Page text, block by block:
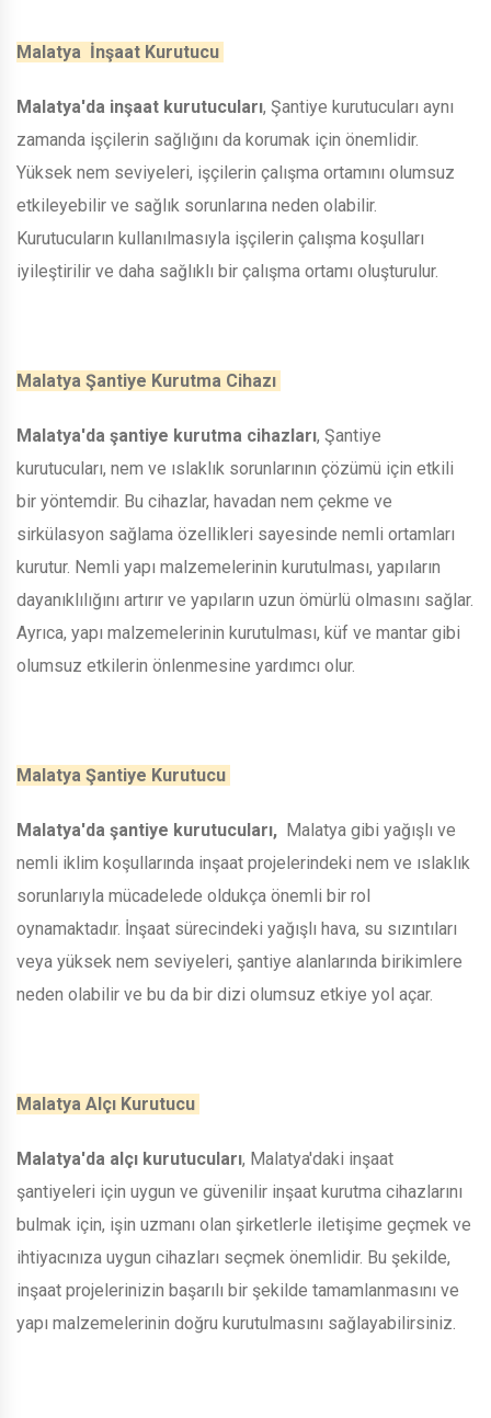
Malatya İnşaat Kurutucu
Malatya'da inşaat kurutucuları, Şantiye kurutucuları aynı
zamanda işçilerin sağlığını da korumak için önemlidir.
Yüksek nem seviyeleri, işçilerin çalışma ortamını olumsuz
etkileyebilir ve sağlık sorunlarına neden olabilir.
Kurutucuların kullanılmasıyla işçilerin çalışma koşulları
iyileştirilir ve daha sağlıklı bir çalışma ortamı oluşturulur.
Malatya Şantiye Kurutma Cihazı
Malatya'da şantiye kurutma cihazları, Şantiye
kurutucuları, nem ve ıslaklık sorunlarının çözümü için etkili
bir yöntemdir. Bu cihazlar, havadan nem çekme ve
sirkülasyon sağlama özellikleri sayesinde nemli ortamları
kurutur. Nemli yapı malzemelerinin kurutulması, yapıların
dayanıklılığını artırır ve yapıların uzun ömürlü olmasını sağlar.
Ayrıca, yapı malzemelerinin kurutulması, küf ve mantar gibi
olumsuz etkilerin önlenmesine yardımcı olur.
Malatya Şantiye Kurutucu
Malatya'da şantiye kurutucuları, Malatya gibi yağışlı ve
nemli iklim koşullarında inşaat projelerindeki nem ve ıslaklık
sorunlarıyla mücadelede oldukça önemli bir rol
oynamaktadır. İnşaat sürecindeki yağışlı hava, su sızıntıları
veya yüksek nem seviyeleri, şantiye alanlarında birikimlere
neden olabilir ve bu da bir dizi olumsuz etkiye yol açar.
Malatya Alçı Kurutucu
Malatya'da alçı kurutucuları, Malatya'daki inşaat
şantiyeleri için uygun ve güvenilir inşaat kurutma cihazlarını
bulmak için, işin uzmanı olan şirketlerle iletişime geçmek ve
ihtiyacınıza uygun cihazları seçmek önemlidir. Bu şekilde,
inşaat projelerinizin başarılı bir şekilde tamamlanmasını ve
yapı malzemelerinin doğru kurutulmasını sağlayabilirsiniz.